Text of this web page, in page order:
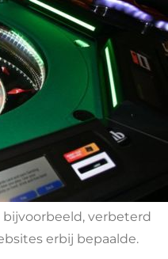
verbeterd
erbij bepaalde.